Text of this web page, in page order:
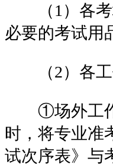
（1）各考
必要的考试用
（2）各工
①场外工作
时，将专业准
试次序表》与